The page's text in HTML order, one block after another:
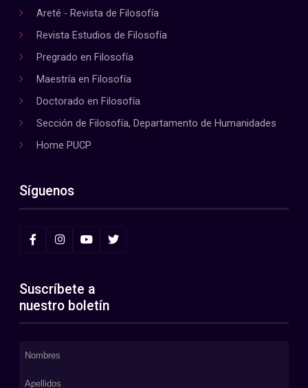
Areté - Revista de Filosofía
Revista Estudios de Filosofía
Pregrado en Filosofía
Maestría en Filosofía
Doctorado en Filosofía
Sección de Filosofía, Departamento de Humanidades
Home PUCP
Síguenos
Suscríbete a
nuestro boletín